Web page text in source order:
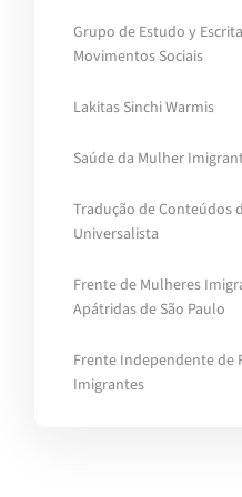
Grupo de Estudo y
Movimentos Sociais
Lakitas Sinchi Warmis
Saúde da Mulher
Tradução de Conteúdos
Universalista
Frente de Mulheres
Apátridas de São Paulo
Frente Independente de
Imigrantes